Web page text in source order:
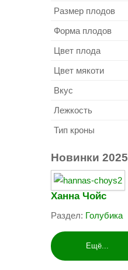
Размер плодов
Форма плодов
Цвет плода
Цвет мякоти
Вкус
Лежкость
Тип кроны
Новинки 2025
Ханна Чойс
Раздел: Голубика
Ещё...